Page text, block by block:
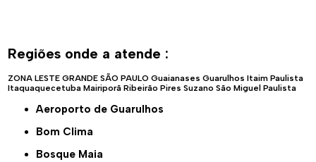
Regiões onde a atende :
ZONA LESTE GRANDE SÃO PAULO Guaianases Guarulhos Itaim Paulista
Itaquaquecetuba Mairiporã Ribeirão Pires Suzano São Miguel Paulista
Aeroporto de Guarulhos
Bom Clima
Bosque Maia